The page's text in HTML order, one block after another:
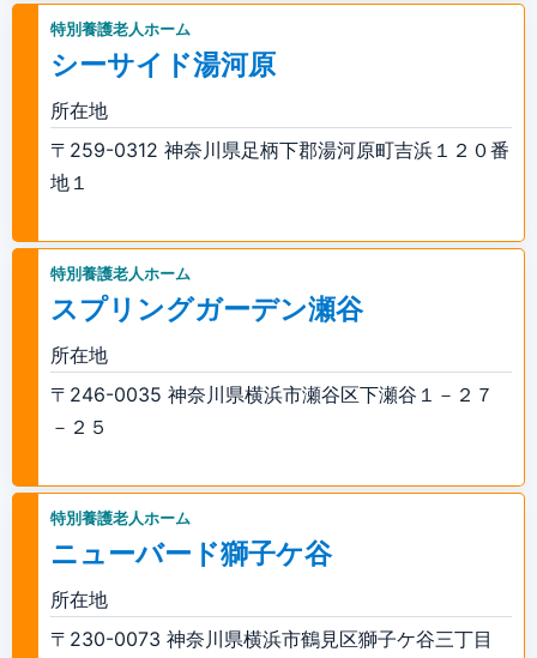
特別養護老人ホーム
シーサイド湯河原
所在地
〒259-0312 神奈川県足柄下郡湯河原町吉浜１２０番
地１
特別養護老人ホーム
スプリングガーデン瀬谷
所在地
〒246-0035 神奈川県横浜市瀬谷区下瀬谷１－２７
－２５
特別養護老人ホーム
ニューバード獅子ケ谷
所在地
〒230-0073 神奈川県横浜市鶴見区獅子ケ谷三丁目